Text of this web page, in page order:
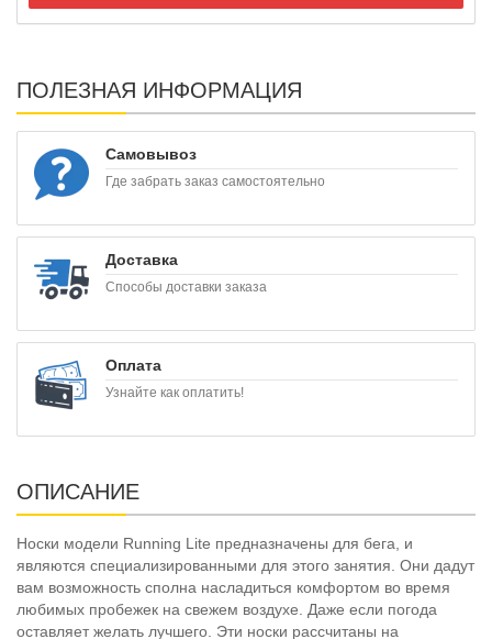
ПОЛЕЗНАЯ ИНФОРМАЦИЯ
Самовывоз
Где забрать заказ самостоятельно
Доставка
Способы доставки заказа
Оплата
Узнайте как оплатить!
ОПИСАНИЕ
Носки модели Running Lite предназначены для бега, и
являются специализированными для этого занятия. Они дадут
вам возможность сполна насладиться комфортом во время
любимых пробежек на свежем воздухе. Даже если погода
оставляет желать лучшего. Эти носки рассчитаны на